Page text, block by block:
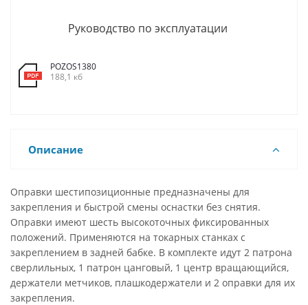
Руководство по эксплуатации
POZOS1380
188,1 кб
Описание
Оправки шестипозиционные предназначены для
закрепления и быстрой смены оснастки без снятия.
Оправки имеют шесть высокоточных фиксированных
положений. Применяются на токарных станках с
закреплением в задней бабке. В комплекте идут 2 патрона
сверлильных, 1 патрон цанговый, 1 центр вращающийся,
держатели метчиков, плашкодержатели и 2 оправки для их
закрепления.